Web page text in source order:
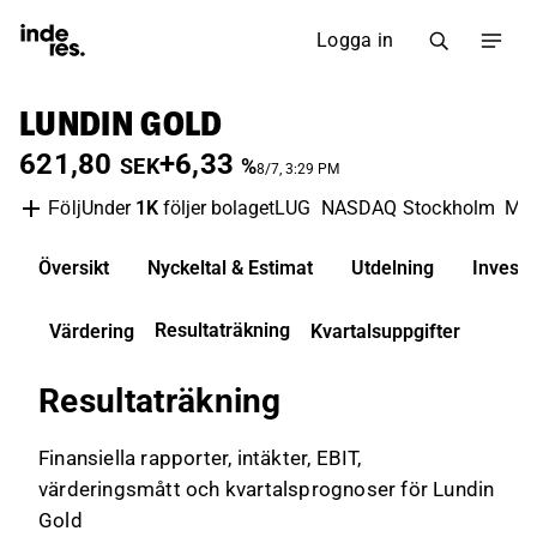
Logga in
LUNDIN GOLD
621,80 SEK+6,33 %8/7, 3:29 PM
FöljUnder 1K följer bolagetLUG NASDAQ Stockholm
Översikt Nyckeltal & Estimat Utdelning
Värdering Resultaträkning Kvartalsuppgifter
Resultaträkning
Finansiella rapporter, intäkter, EBIT,
värderingsmått och kvartalsprognoser för Lundin
Gold